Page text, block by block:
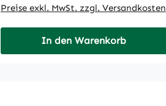
Preise exkl. MwSt. zzgl. Versandkosten
In den Warenkorb